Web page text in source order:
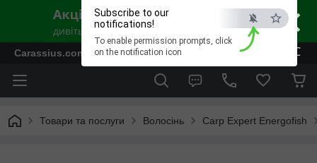
×
ESC
Subscribe to our
notifications!
To enable permission prompts, click
on the notification icon
Carassius.com.ua - Все для риболовлі та відпочинку
Товари та послуги Волосінь Carp Expert Energofish